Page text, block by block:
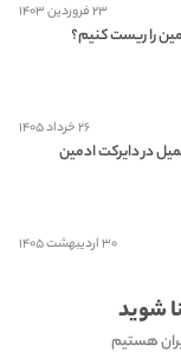
۲۳ فروردین ۱۴۰۳
۲۶ خرداد ۱۴۰۵
را ریست کنیم؟
۳۰ اردیبهشت ۱۴۰۵
در دایرکت ادمین
شوید
هستیم